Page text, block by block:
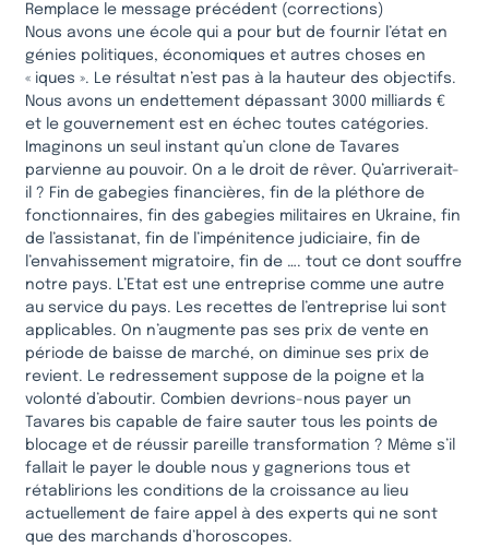
Remplace le message précédent (corrections)
Nous avons une école qui a pour but de fournir l’état en
génies politiques, économiques et autres choses en
« iques ». Le résultat n’est pas à la hauteur des objectifs.
Nous avons un endettement dépassant 3000 milliards €
et le gouvernement est en échec toutes catégories.
Imaginons un seul instant qu’un clone de Tavares
parvienne au pouvoir. On a le droit de rêver. Qu’arriverait-
il ? Fin de gabegies financières, fin de la pléthore de
fonctionnaires, fin des gabegies militaires en Ukraine, fin
de l’assistanat, fin de l’impénitence judiciaire, fin de
l’envahissement migratoire, fin de …. tout ce dont souffre
notre pays. L’Etat est une entreprise comme une autre
au service du pays. Les recettes de l’entreprise lui sont
applicables. On n’augmente pas ses prix de vente en
période de baisse de marché, on diminue ses prix de
revient. Le redressement suppose de la poigne et la
volonté d’aboutir. Combien devrions-nous payer un
Tavares bis capable de faire sauter tous les points de
blocage et de réussir pareille transformation ? Même s’il
fallait le payer le double nous y gagnerions tous et
rétablirions les conditions de la croissance au lieu
actuellement de faire appel à des experts qui ne sont
que des marchands d’horoscopes.